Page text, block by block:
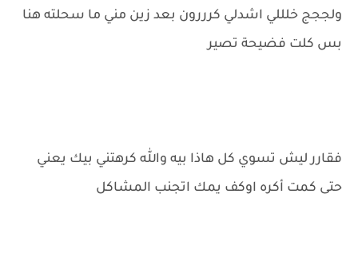
ولججج خلللي اشدلي كرررون بعد زين مني ما سحلته هنا
بس كلت فضيحة تصير
فقارر ليش تسوي كل هاذا بيه والله كرهتني بيك يعني
حتى كمت أكره اوكف يمك اتجنب المشاكل